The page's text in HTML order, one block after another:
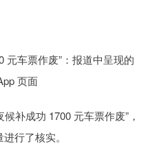
元车票作废”：报道中呈现的
页面
补成功 1700 元车票作废”，
行了核实。